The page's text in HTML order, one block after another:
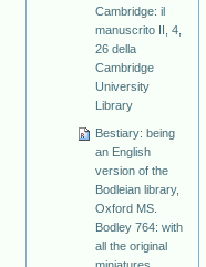
Cambridge: il
manuscrito II, 4,
26 della
Cambridge
University
Library
Bestiary: being
an English
version of the
Bodleian library,
Oxford MS.
Bodley 764: with
all the original